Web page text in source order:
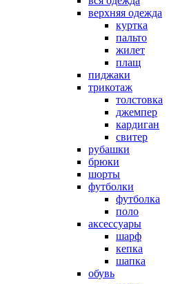
верхняя одежда
куртка
пальто
жилет
плащ
пиджаки
трикотаж
толстовка
джемпер
кардиган
свитер
рубашки
брюки
шорты
футболки
футболка
поло
аксессуары
шарф
кепка
шапка
обувь